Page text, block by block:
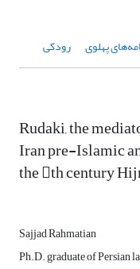
پهلوی رودکی
Rudaki, the
Iran pre-Islamic
the th century
Sajjad Rahmatian
Ph.D. graduate of Persian